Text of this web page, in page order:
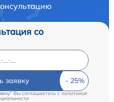
со
заявку
Вы соглашаетесь cполитикой